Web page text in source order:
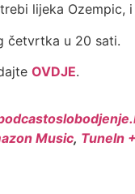
lijeka Ozempic,
četvrtka u 20 sati.
OVDJE.
Music, TuneIn